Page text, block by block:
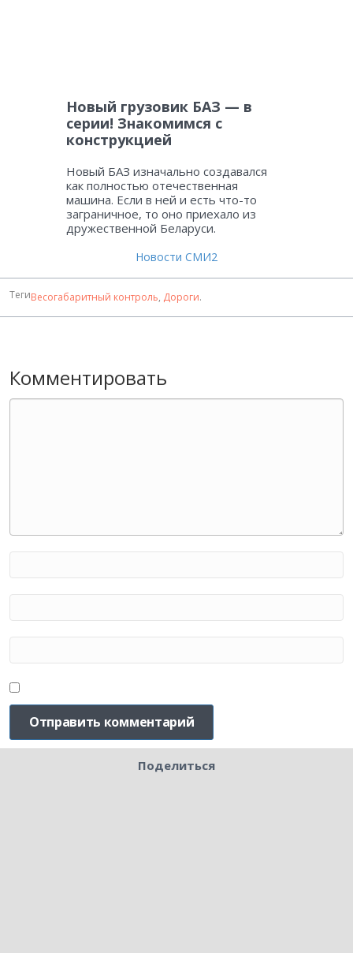
Новый грузовик БАЗ — в
серии! Знакомимся с
конструкцией
Новый БАЗ изначально создавался
как полностью отечественная
машина. Если в ней и есть что-то
заграничное, то оно приехало из
дружественной Беларуси.
Новости СМИ2
ТегиВесогабаритный контроль, Дороги.
Комментировать
Поделиться